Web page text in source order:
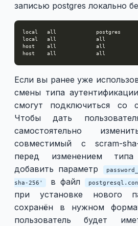
записью postgres локально
Если вы ранее уже
смены типа
смогут подключиться со
Чтобы дать
самостоятельно
совместимый с scram-
перед изменением типа
добавить параметр
sha-256'
в файл
при установке нового
сохранён в нужном
пользователь будет